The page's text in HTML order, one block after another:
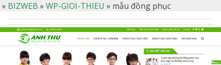
» BIZWEB » WP-GIOI-THIEU » mẫu đồng phục